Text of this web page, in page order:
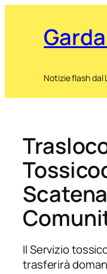
Notizie flash dal
Il Servizio
trasferirà